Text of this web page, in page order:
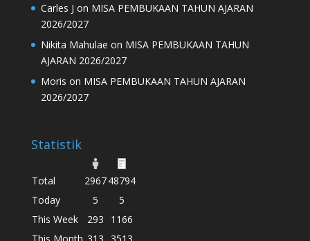
Carles J on MISA PEMBUKAAN TAHUN AJARAN
2026/2027
Nikita Mahulae on MISA PEMBUKAAN TAHUN
AJARAN 2026/2027
Moris on MISA PEMBUKAAN TAHUN AJARAN
2026/2027
Statistik
Total 296748794
Today
5
5
This Week
293
1166